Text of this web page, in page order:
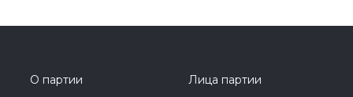
О партии Лица партии